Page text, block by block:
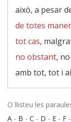
això, a pesar
de totes
tot cas,
no obstant,
amb tot, tot i
O llisteu les
A - B - C - D - E - F -